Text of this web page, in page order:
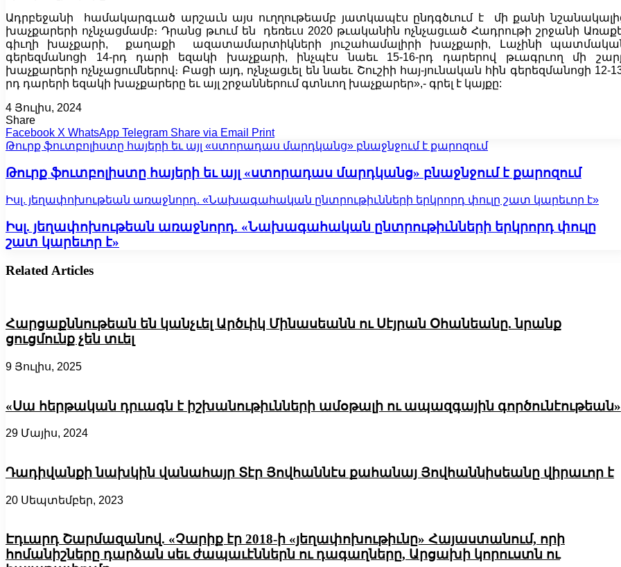
Ադրբեջանի համակարգւած արշաւն այս ուղղութեամբ յատկապէս ընդգծւում է մի քանի
խաչքարերի ոչնչացմամբ։ Դրանց թւում են դեռեւս 2020 թւականին ոչնչացւած Հադրութի շրջանի
գիւղի խաչքարի, քաղաքի ազատամարտիկների յուշահամալիրի խաչքարի, Լաչինի
գերեզմանոցի 14-րդ դարի եզակի խաչքարի, ինչպէս նաեւ 15-16-րդ դարերով թւագրւող մի
խաչքարերի ոչնչացումներով։ Բացի այդ, ոչնչացւել են նաեւ Շուշիի հայ-յունական հին գերեզմանոցի 12-
րդ դարերի եզակի խաչքարերը եւ այլ շրջաններում գտնւող խաչքարեր»,- գրել է կայքը:
4 Յուլիս, 2024
Share
Facebook X WhatsApp Telegram Share via Email
Print
Թուրք ֆուտբոլիստը հայերի եւ այլ «ստորադաս մարդկանց» բնաջնջում է քարոզում
Թուրք ֆուտբոլիստը հայերի եւ այլ «ստորադաս մարդկանց» բնաջնջում է քարոզում
Իսլ. յեղափոխութեան առաջնորդ. «Նախագահական ընտրութիւնների երկրորդ փուլը շատ կարեւոր է»
Իսլ. յեղափոխութեան առաջնորդ. «Նախագահական ընտրութիւնների երկրորդ փուլը
շատ կարեւոր է»
Related Articles
Հարցաքննութեան են կանչւել Արծւիկ Մինասեանն ու Սէյրան Օհանեանը. նրանք
ցուցմունք չեն տւել
9 Յուլիս, 2025
«Սա հերթական դրւագն է իշխանութիւնների ամօթալի ու ապազգային գործունէութեան»
29 Մայիս, 2024
Դադիվանքի նախկին վանահայր Տէր Յովհաննէս քահանայ Յովհաննիսեանը վիրաւոր է
20 Սեպտեմբեր, 2023
Էդւարդ Շարմազանով. «Չարիք էր 2018-ի «յեղափոխութիւնը» Հայաստանում, որի
հոմանիշները դարձան սեւ ժապաւէններն ու դագաղները, Արցախի կորուստն ու